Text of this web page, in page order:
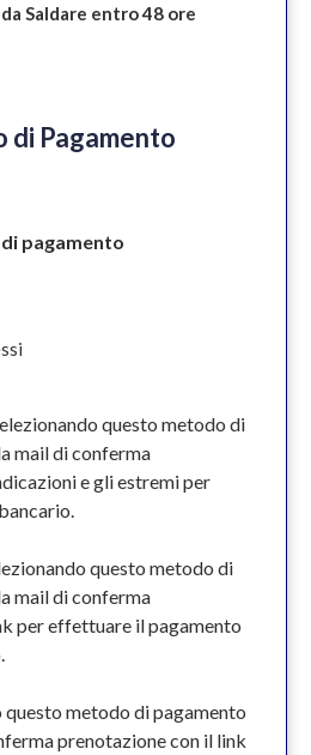
Saldare entro 48 ore
di Pagamento
pagamento
questo metodo di
mail di conferma
e gli estremi per
questo metodo di
mail di conferma
per effettuare il pagamento
questo metodo di pagamento
prenotazione con il link